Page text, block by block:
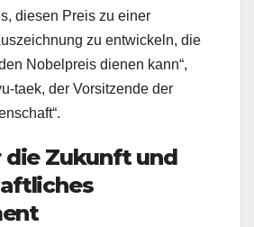
diesen Preis zu einer
zu entwickeln, die
Nobelpreis dienen kann“,
taek, der Vorsitzende der
die Zukunft und